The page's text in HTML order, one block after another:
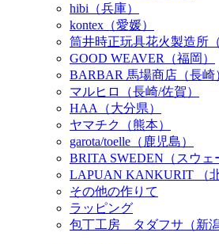
hibi（兵庫）
kontex（愛媛）
筒井時正玩具花火製造所（
GOOD WEAVER（福岡）
BARBAR 馬場商店（長崎
マルヒロ（長崎/佐賀）
HAA（大分県）
ヤマチク（熊本）
garota/toelle（鹿児島）
BRITA SWEDEN（スウェ
LAPUAN KANKURIT （北
その他の作りて
ラッピング
包丁工房 タダフサ（新潟